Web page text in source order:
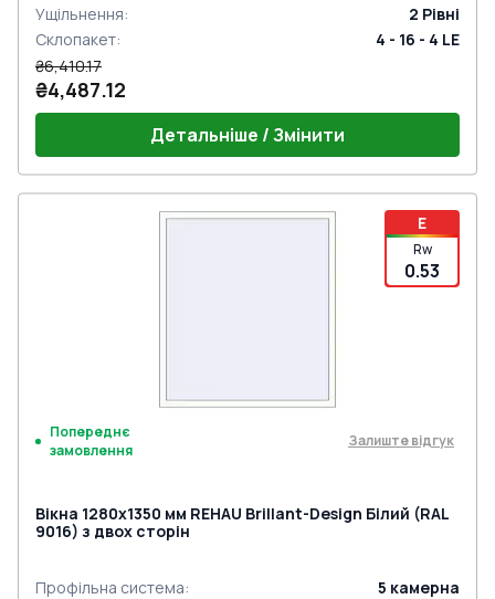
Ущільнення: 2 Рівні
Склопакет:
4 - 16 - 4 LE
₴6,410.17
₴4,487.12
Детальніше / Змінити
E
Rw
0.53
Попереднє
замовлення
Залиште відгук
Вікна 1280x1350 мм REHAU Brillant-Design Білий (RAL
9016) з двох сторін
Профільна система: 5 камерна